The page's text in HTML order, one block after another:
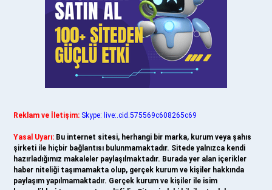
Reklam ve İletişim: Skype: live:.cid.575569c608265c69
Yasal Uyarı: Bu internet sitesi, herhangi bir marka, kurum veya şahıs
şirketi ile hiçbir bağlantısı bulunmamaktadır. Sitede yalnızca kendi
hazırladığımız makaleler paylaşılmaktadır. Burada yer alan içerikler
haber niteliği taşımamakta olup, gerçek kurum ve kişiler hakkında
paylaşım yapılmamaktadır. Gerçek kurum ve kişiler ile isim